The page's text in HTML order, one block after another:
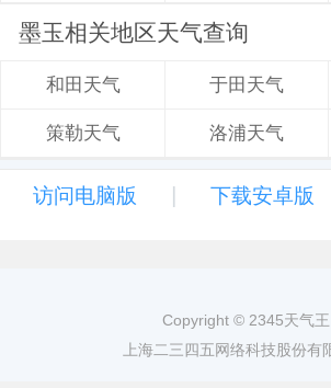
墨玉相关地区天气查询
和田天气 于田天气
策勒天气 洛浦天气
访问电脑版 | 下载安卓版
Copyright © 2345天气王
上海二三四五网络科技股份有